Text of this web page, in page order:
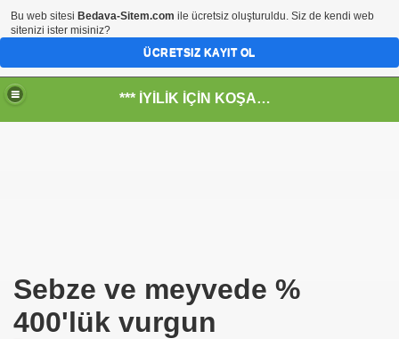
*** İYİLİK İÇİN KOŞANLARIN YERİ***
Sebze ve meyvede %
400'lük vurgun
Bu web sitesi Bedava-Sitem.com ile ücretsiz oluşturuldu. Siz de kendi web
sitenizi ister misiniz?
ÜCRETSIZ KAYIT OL